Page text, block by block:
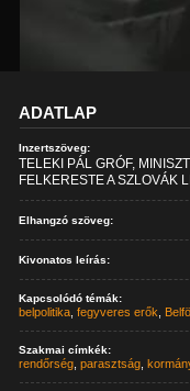
ADATLAP
Inzertszöveg:
TELEKI PÁL GRÓF,
FELKERESTE A SZLOVÁK
Elhangzó szöveg:
Kivonatos leírás:
Kapcsolódó témák:
belpolitika ,fegyveres erők
Szakmai címkék:
rendőrség ,parasztság ,